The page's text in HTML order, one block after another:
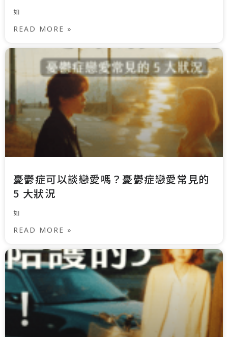
如
READ MORE »
憂鬱症可以談戀愛嗎？憂鬱症戀愛常見的
5 大狀況
如
READ MORE »